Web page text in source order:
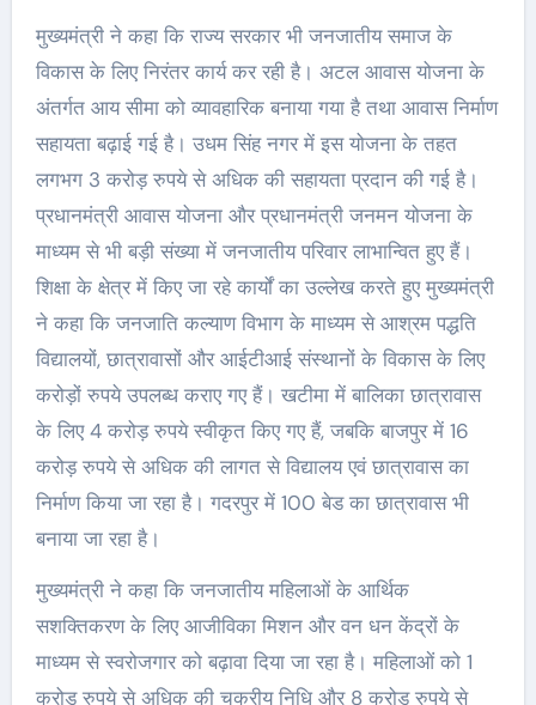
मुख्यमंत्री ने कहा कि राज्य सरकार भी जनजातीय समाज के
विकास के लिए निरंतर कार्य कर रही है। अटल आवास योजना के
अंतर्गत आय सीमा को व्यावहारिक बनाया गया है तथा आवास निर्माण
सहायता बढ़ाई गई है। उधम सिंह नगर में इस योजना के तहत
लगभग 3 करोड़ रुपये से अधिक की सहायता प्रदान की गई है।
प्रधानमंत्री आवास योजना और प्रधानमंत्री जनमन योजना के
माध्यम से भी बड़ी संख्या में जनजातीय परिवार लाभान्वित हुए हैं।
शिक्षा के क्षेत्र में किए जा रहे कार्यों का उल्लेख करते हुए मुख्यमंत्री
ने कहा कि जनजाति कल्याण विभाग के माध्यम से आश्रम पद्धति
विद्यालयों, छात्रावासों और आईटीआई संस्थानों के विकास के लिए
करोड़ों रुपये उपलब्ध कराए गए हैं। खटीमा में बालिका छात्रावास
के लिए 4 करोड़ रुपये स्वीकृत किए गए हैं, जबकि बाजपुर में 16
करोड़ रुपये से अधिक की लागत से विद्यालय एवं छात्रावास का
निर्माण किया जा रहा है। गदरपुर में 100 बेड का छात्रावास भी
बनाया जा रहा है।
मुख्यमंत्री ने कहा कि जनजातीय महिलाओं के आर्थिक
सशक्तिकरण के लिए आजीविका मिशन और वन धन केंद्रों के
माध्यम से स्वरोजगार को बढ़ावा दिया जा रहा है। महिलाओं को 1
करोड़ रुपये से अधिक की चक्रीय निधि और 8 करोड़ रुपये से